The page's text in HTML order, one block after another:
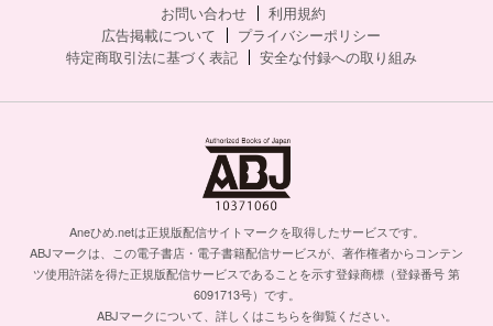
お問い合わせ
利用規約
広告掲載について
プライバシーポリシー
特定商取引法に基づく表記
安全な付録への取り組み
Aneひめ.netは正規版配信サイトマークを取得したサービスです。
ABJマークは、この電子書店・電子書籍配信サービスが、著作権者からコンテン
ツ使用許諾を得た正規版配信サービスであることを示す登録商標（登録番号 第
6091713号）です。
ABJマークについて、詳しくはこちらを御覧ください。